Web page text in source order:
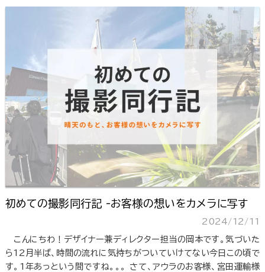
初めての撮影同行記 -お客様の想いをカメラに写す
2024/12/11
こんにちわ！デザイナー兼ディレクター担当の岡本です。気づいた
ら12月半ば、時間の流れに気持ちがついていけてない今日この頃で
す。1年あっという間ですね。。。 さて、アウラのお客様、宮田運輸様